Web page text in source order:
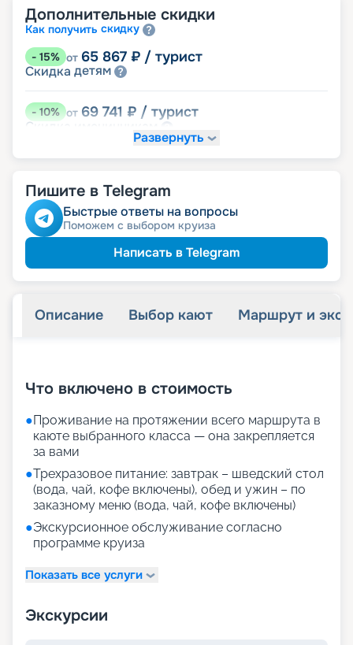
Дополнительные скидки
Как получить скидку
- 15% от 65 867 ₽ / турист
Скидка детям
-10% от 69 741 ₽ / турист
Скидка
Скидка на юбилей свадьбы, кратный 5-ти
-5% от 73 616 ₽/ турист
Скидкапенсионерам
Развернуть
Пишите в Telegram
Быстрые ответы на вопросы
Поможем с выбором круиза
Написать в Telegram
Описание Выбор кают Маршрут и
Что включено в стоимость
●Проживание на протяжении всего маршрута в
каюте выбранного класса — она закрепляется
за вами
●Трехразовое питание: завтрак – шведский стол
(вода, чай, кофе включены), обед и ужин – по
заказному меню (вода, чай, кофе включены)
●Экскурсионное обслуживание согласно
программе круиза
Показать все услуги
Экскурсии